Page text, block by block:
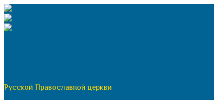
Перейти
к
содержимому
Русской Православной церкви